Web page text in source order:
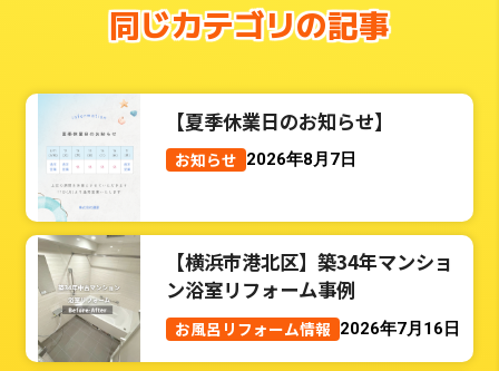
同じカテゴリの記事
【夏季休業日のお知らせ】
お知らせ 2026年8月7日
【横浜市港北区】築34年マンショ
ン浴室リフォーム事例
お風呂リフォーム情報 2026年7月16日